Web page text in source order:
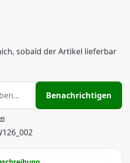
sobald der Artikel lieferbar
Benachrichtigen